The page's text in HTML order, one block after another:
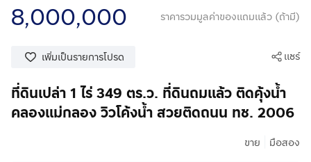
8,000,000 ราคารวมมูลค่าของแถมแล้ว (ถ้ามี)
เพิ่มเป็นรายการโปรด แชร์
ที่ดินเปล่า 1 ไร่ 349 ตร.ว. ที่ดินถมแล้ว ติดคุ้งน้ำ
คลองแม่กลอง วิวโค้งน้ำ สวยติดถนน ทช. 2006
ขาย มือสอง